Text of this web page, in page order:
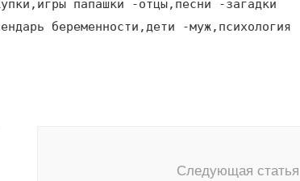
папашки -отцы,песни -загадки
беременности,дети -муж,психология
Следующая статья